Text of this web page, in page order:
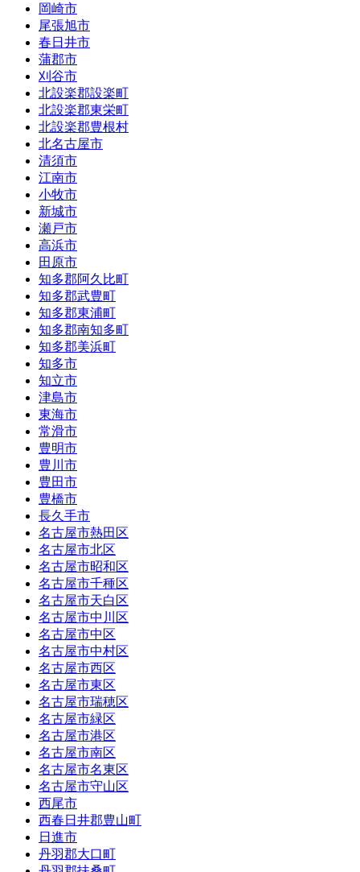
岡崎市
尾張旭市
春日井市
蒲郡市
刈谷市
北設楽郡設楽町
北設楽郡東栄町
北設楽郡豊根村
北名古屋市
清須市
江南市
小牧市
新城市
瀬戸市
高浜市
田原市
知多郡阿久比町
知多郡武豊町
知多郡東浦町
知多郡南知多町
知多郡美浜町
知多市
知立市
津島市
東海市
常滑市
豊明市
豊川市
豊田市
豊橋市
長久手市
名古屋市熱田区
名古屋市北区
名古屋市昭和区
名古屋市千種区
名古屋市天白区
名古屋市中川区
名古屋市中区
名古屋市中村区
名古屋市西区
名古屋市東区
名古屋市瑞穂区
名古屋市緑区
名古屋市港区
名古屋市南区
名古屋市名東区
名古屋市守山区
西尾市
西春日井郡豊山町
日進市
丹羽郡大口町